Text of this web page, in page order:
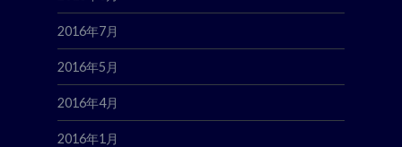
2016年7月
2016年5月
2016年4月
2016年1月